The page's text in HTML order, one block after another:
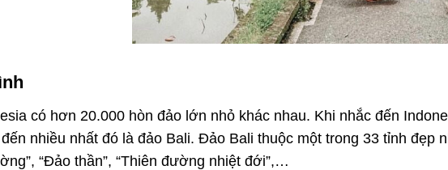
có hơn 20.000 hòn đảo lớn nhỏ khác nhau. Khi nhắc đến
nhiều nhất đó là đảo Bali. Đảo Bali thuộc một trong 33 tỉnh đẹp
“Đảo thần”, “Thiên đường nhiệt đới”,…